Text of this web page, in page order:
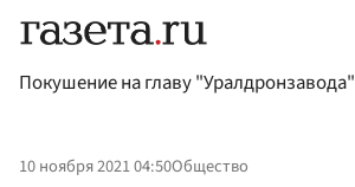
Покушение на главу "Уралдронзавода"
10 ноября 2021 04:50Общество